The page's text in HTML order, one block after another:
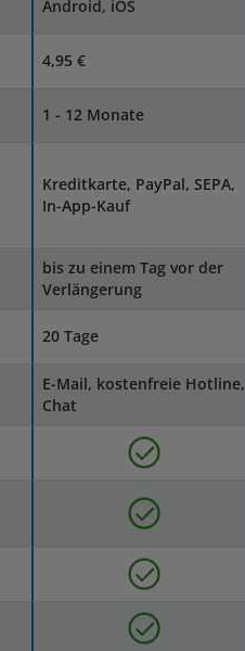
Android, iOS
4,95 €
1 - 12 Monate
Kreditkarte, PayPal, SEPA,
In-App-Kauf
bis zu einem Tag vor der
Verlängerung
20 Tage
E-Mail, kostenfreie Hotline,
Chat